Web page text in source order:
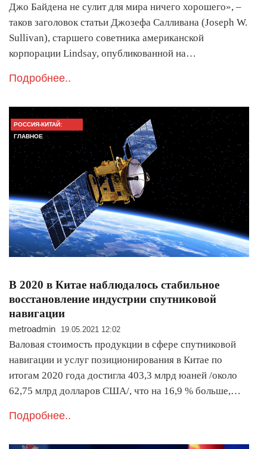
Джо Байдена не сулит для мира ничего хорошего», –
таков заголовок статьи Джозефа Салливана (Joseph W.
Sullivan), старшего советника американской
корпорации Lindsay, опубликованной на…
Подробнее..
РОССИЯ-КИТАЙ:
ГЛАВНОЕ
В 2020 в Китае наблюдалось стабильное
восстановление индустрии спутниковой
навигации
metroadmin 19.05.2021 12:02
Валовая стоимость продукции в сфере спутниковой
навигации и услуг позиционирования в Китае по
итогам 2020 года достигла 403,3 млрд юаней /около
62,75 млрд долларов США/, что на 16,9 % больше,…
Подробнее..